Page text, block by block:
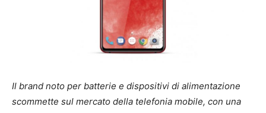
Il brand noto per batterie e dispositivi di alimentazione
scommette sul mercato della telefonia mobile, con una